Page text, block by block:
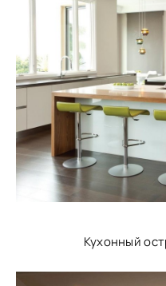
Кухонный